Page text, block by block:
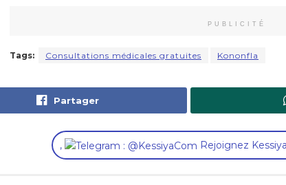
PUBLICITÉ
Tags: Consultations médicales gratuites Kononfla
Partager
, Rejoignez